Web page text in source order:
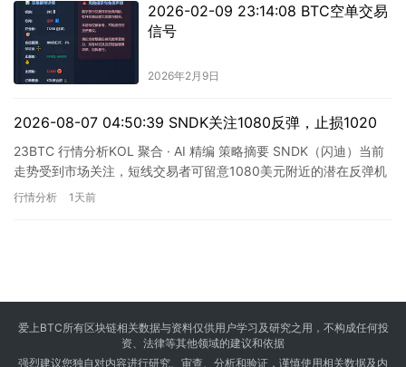
2026-02-09 23:14:08 BTC空单交易
信号
2026年2月9日
2026-08-07 04:50:39 SNDK关注1080反弹，止损1020
23BTC 行情分析KOL 聚合 · AI 精编 策略摘要 SNDK（闪迪）当前
走势受到市场关注，短线交易者可留意1080美元附近的潜在反弹机
会。根据KOL聚合群的最新信号分析，这…
行情分析 1天前
爱上BTC所有区块链相关数据与资料仅供用户学习及研究之用，不构成任何投
资、法律等其他领域的建议和依据
强烈建议您独自对内容进行研究、审查、分析和验证，谨慎使用相关数据及内